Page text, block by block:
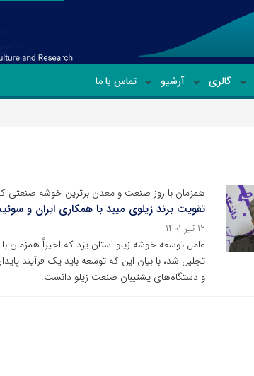
گالری آرشیو
تماس با ما
همزمان با روز صنعت و معدن برترین خوشه صنعتی
تقویت برند زیلوی میبد با همکاری ایران و
۱۲ تیر ۱۴۰۱
عامل توسعه خوشه زیلو استان یزد که اخیراً
تجلیل شد، با بیان این که توسعه باید یک فرآیند
و دستگاه‌های پشتیبان صنعت زیلو دانست.